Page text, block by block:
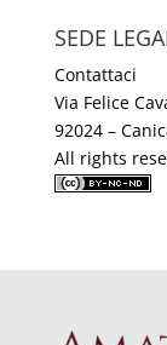
SEDE
Contattaci
Via Felice
92024 –
All rights